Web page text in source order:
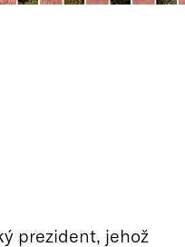
prezident, jehož